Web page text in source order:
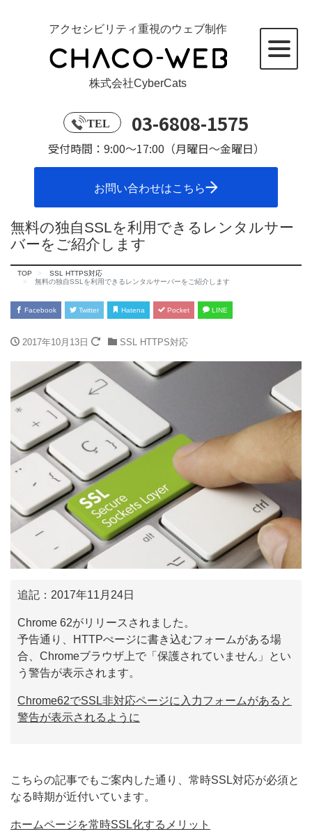
アクセシビリティ重視のウェブ制作
株式会社CyberCats
TEL 03-6808-1575
受付時間：9:00～17:00（月曜日～金曜日）
お問い合わせはこちら
無料の独自SSLを利用できるレンタルサー
バーをご紹介します
TOP
SSL HTTPS対応
無料の独自SSLを利用できるレンタルサーバーをご紹介します
Facebook Twitter Hatena Pocket LINE
2017年10月13日 SSL HTTPS対応
追記：2017年11月24日
Chrome 62がリリースされました。
予告通り、HTTPぺージに書き込むフォームがある場
合、Chromeブラウザ上で「保護されていません」とい
う警告が表示されます。
Chrome62でSSL非対応ページに入力フォームがあると
警告が表示されるように
こちらの記事でもご案内した通り、常時SSL対応が必須と
なる時期が近付いています。
ホームページを常時SSL化するメリット